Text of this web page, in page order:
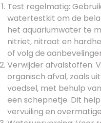
Test regelmatig:
watertestkit om de
het aquariumwater te
nitriet, nitraat en
of volg de
Verwijder afvalstoffen:
organisch afval, zoals
voedsel, met behulp
een schepnetje. Dit
vervuiling en